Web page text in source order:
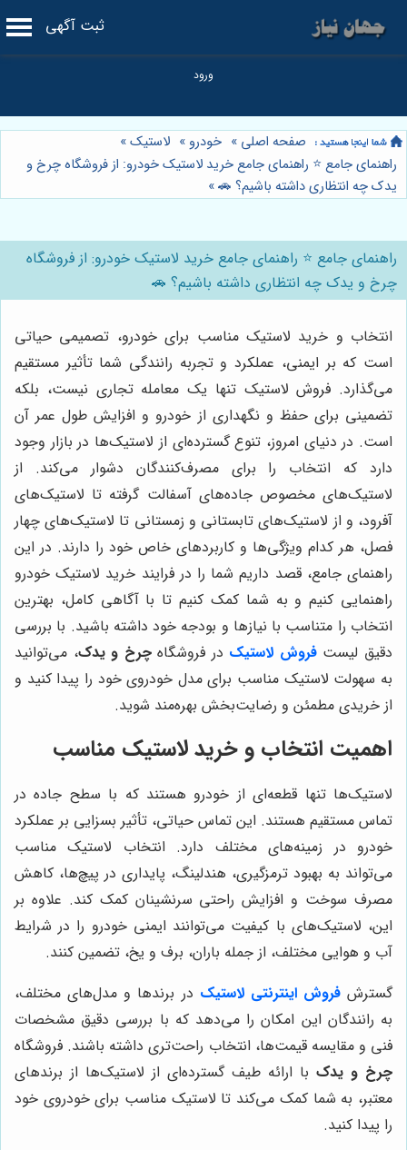
ثبت آگهی
صفحه اصلی » خودرو » لاستیک»
راهنمای جامع ⭐️ راهنمای جامع خرید لاستیک خودرو: از فروشگاه چرخ و
یدک چه انتظاری داشته باشیم؟ 🚗»
راهنمای جامع ⭐️ راهنمای جامع خرید لاستیک خودرو: از فروشگاه
چرخ و یدک چه انتظاری داشته باشیم؟ 🚗
انتخاب و خرید لاستیک مناسب برای خودرو، تصمیمی حیاتی
است که بر ایمنی، عملکرد و تجربه رانندگی شما تأثیر مستقیم
می‌گذارد. فروش لاستیک تنها یک معامله تجاری نیست، بلکه
تضمینی برای حفظ و نگهداری از خودرو و افزایش طول عمر آن
است. در دنیای امروز، تنوع گسترده‌ای از لاستیک‌ها در بازار وجود
دارد که انتخاب را برای مصرف‌کنندگان دشوار می‌کند. از
لاستیک‌های مخصوص جاده‌های آسفالت گرفته تا لاستیک‌های
آفرود، و از لاستیک‌های تابستانی و زمستانی تا لاستیک‌های چهار
فصل، هر کدام ویژگی‌ها و کاربردهای خاص خود را دارند. در این
راهنمای جامع، قصد داریم شما را در فرایند خرید لاستیک خودرو
راهنمایی کنیم و به شما کمک کنیم تا با آگاهی کامل، بهترین
انتخاب را متناسب با نیازها و بودجه خود داشته باشید. با بررسی
دقیق لیستفروش لاستیک در فروشگاهچرخ و یدک، می‌توانید
به سهولت لاستیک مناسب برای مدل خودروی خود را پیدا کنید و
از خریدی مطمئن و رضایت‌بخش بهره‌مند شوید.
اهمیت انتخاب و خرید لاستیک مناسب
لاستیک‌ها تنها قطعه‌ای از خودرو هستند که با سطح جاده در
تماس مستقیم هستند. این تماس حیاتی، تأثیر بسزایی بر عملکرد
خودرو در زمینه‌های مختلف دارد. انتخاب لاستیک مناسب
می‌تواند به بهبود ترمزگیری، هندلینگ، پایداری در پیچ‌ها، کاهش
مصرف سوخت و افزایش راحتی سرنشینان کمک کند. علاوه بر
این، لاستیک‌های با کیفیت می‌توانند ایمنی خودرو را در شرایط
آب و هوایی مختلف، از جمله باران، برف و یخ، تضمین کنند.
گسترشفروش اینترنتی لاستیک در برندها و مدل‌های مختلف،
به رانندگان این امکان را می‌دهد که با بررسی دقیق مشخصات
فنی و مقایسه قیمت‌ها، انتخاب راحت‌تری داشته باشند. فروشگاه
چرخ و یدک با ارائه طیف گسترده‌ای از لاستیک‌ها از برندهای
معتبر، به شما کمک می‌کند تا لاستیک مناسب برای خودروی خود
را پیدا کنید.